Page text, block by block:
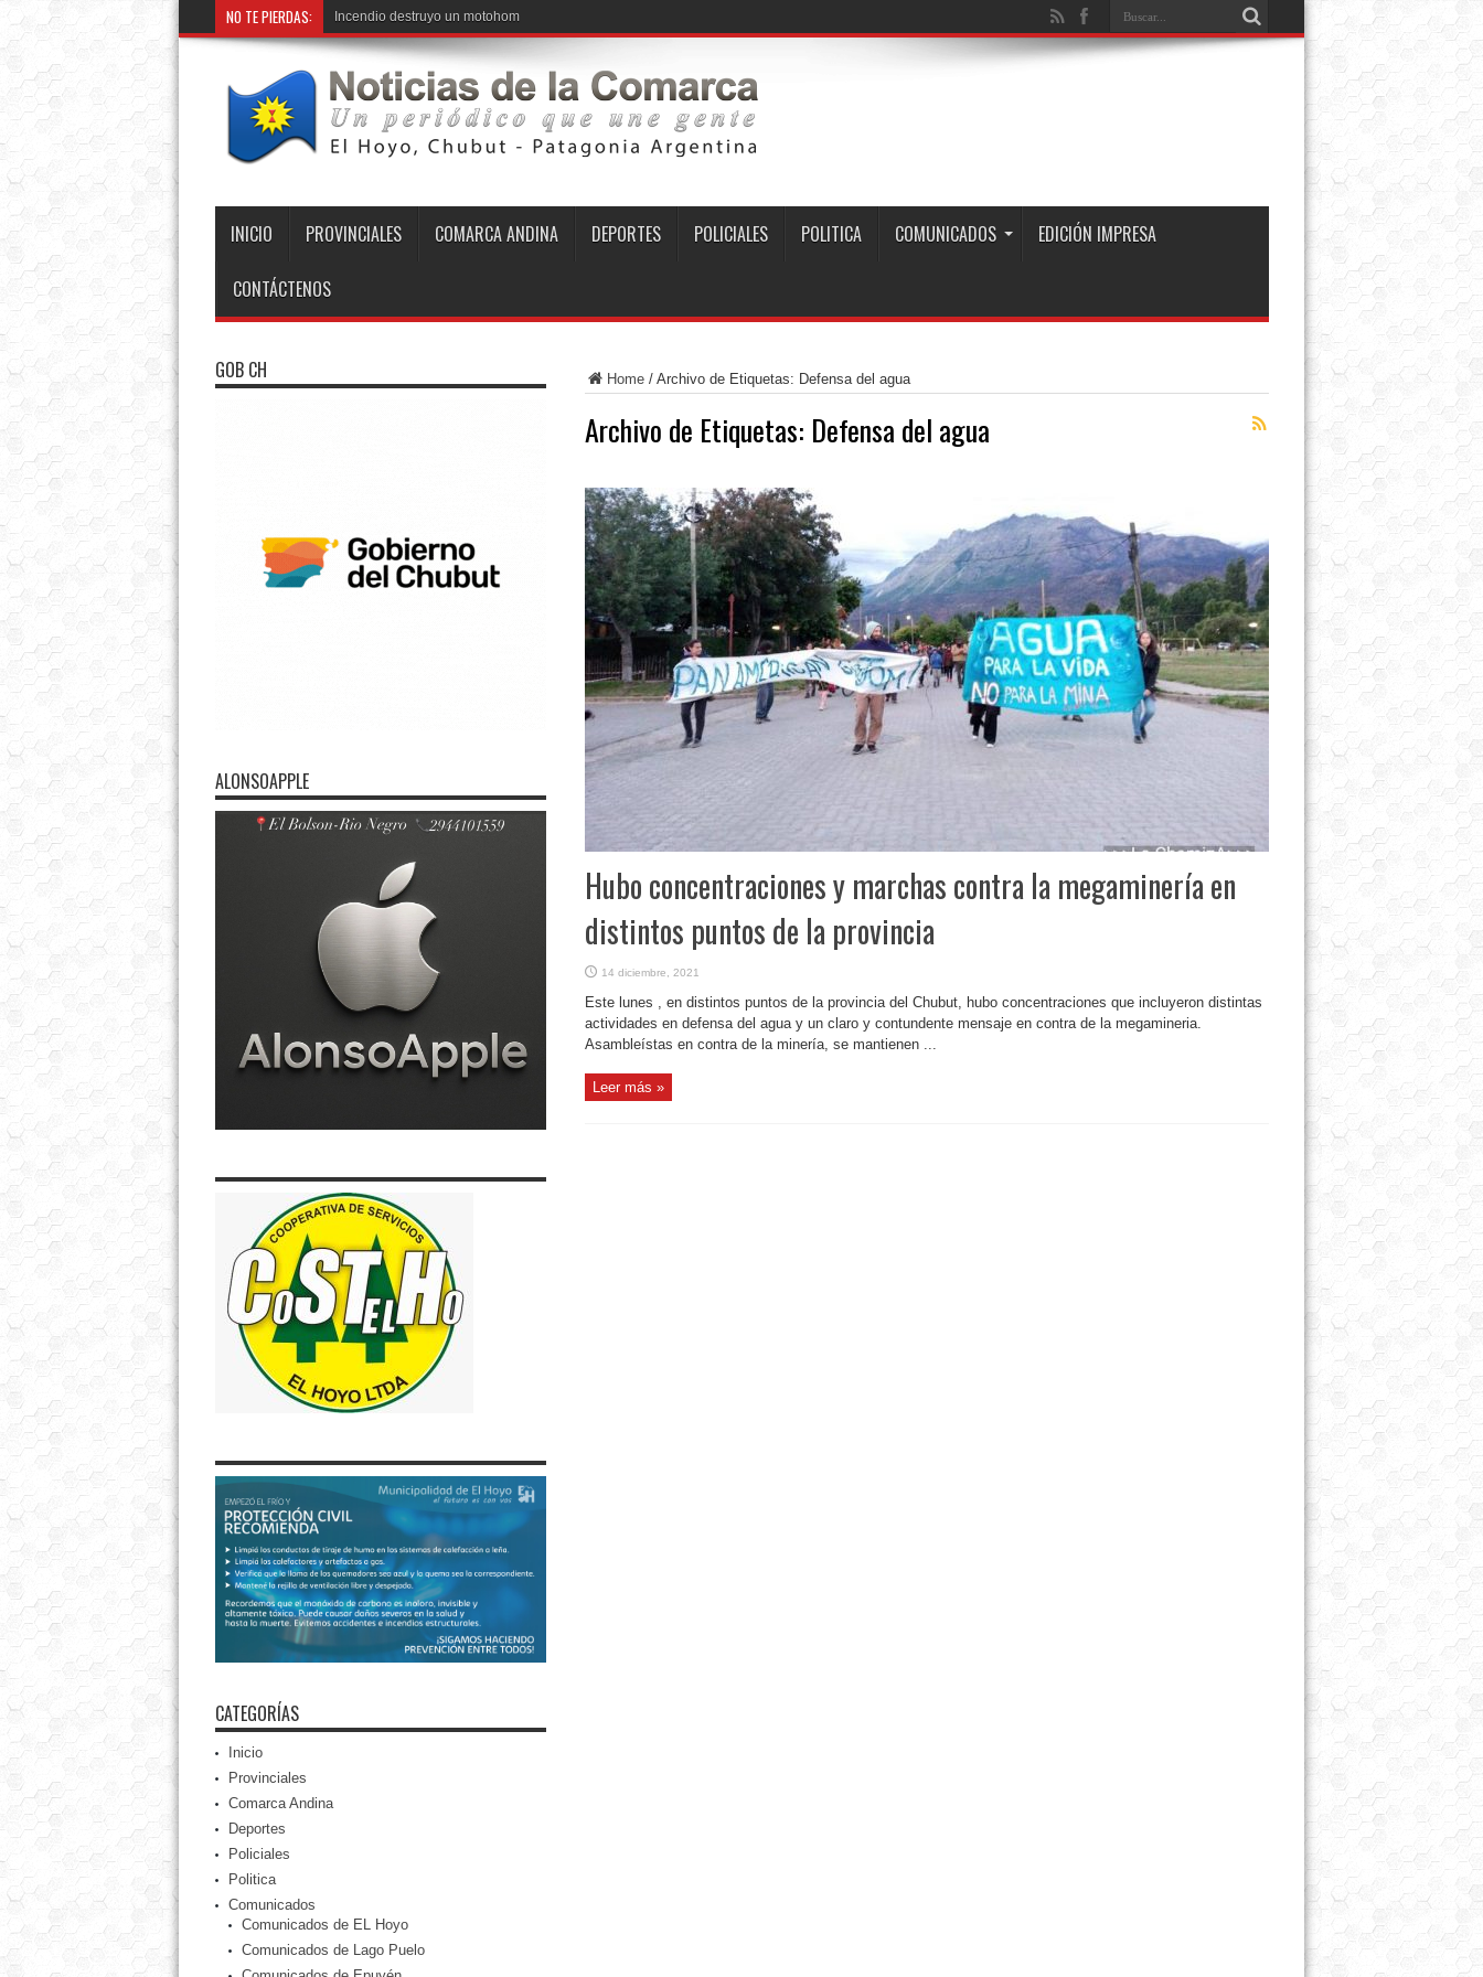
NO TE PIERDAS: Incendio destruyo un motohome en Las Golon
INICIO PROVINCIALES COMARCA ANDINA DEPORTES POLICIALES POLITICA COMUNICADOS EDICIÓN IMPRESA
CONTÁCTENOS
Home/ Archivo de Etiquetas: Defensa del agua
Archivo de Etiquetas: Defensa del agua
Hubo concentraciones y marchas contra la megaminería en
distintos puntos de la provincia
14 diciembre, 2021
Este lunes , en distintos puntos de la provincia del Chubut, hubo concentraciones que incluyeron distintas
actividades en defensa del agua y un claro y contundente mensaje en contra de la megamineria.
Asambleístas en contra de la minería, se mantienen ...
Leer más »
GOB CH
ALONSOAPPLE
CATEGORÍAS
Inicio
Provinciales
Comarca Andina
Deportes
Policiales
Politica
Comunicados
Comunicados de EL Hoyo
Comunicados de Lago Puelo